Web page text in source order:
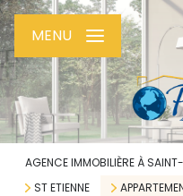
MENU
AGENCE IMMOBILIÈRE À
ST ETIENNE